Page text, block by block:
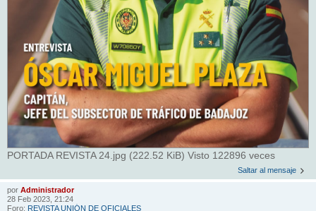
PORTADA REVISTA 24.jpg (222.52 KiB) Visto 122896 veces
Saltar al mensaje
por Administrador
28 Feb 2023, 21:24
Foro: REVISTA UNIÓN DE OFICIALES